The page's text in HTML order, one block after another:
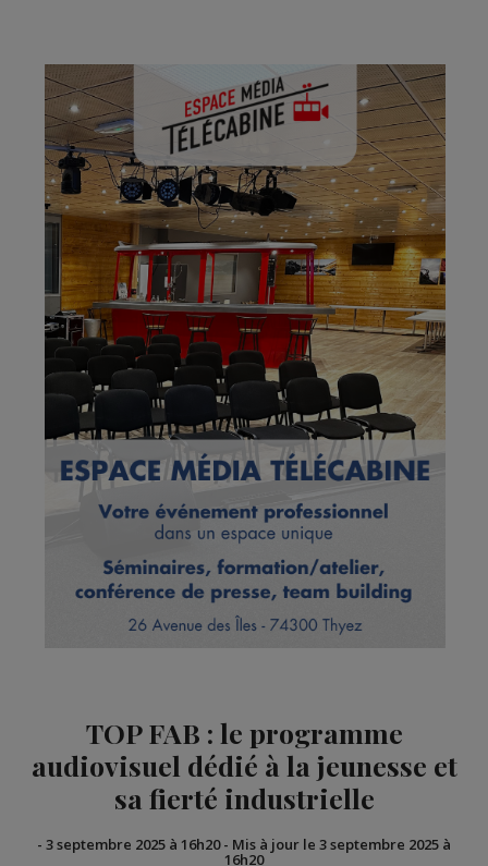
TOP FAB : le programme
audiovisuel dédié à la jeunesse et
sa fierté industrielle
- 3 septembre 2025 à 16h20- Mis à jour le 3 septembre 2025 à
16h20